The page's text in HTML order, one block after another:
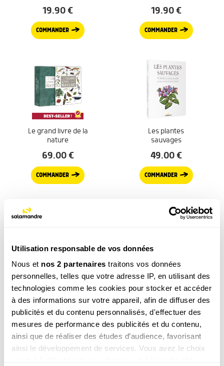
Utilisation responsable de vos données
Nous et nos 2 partenaires traitons vos données
personnelles, telles que votre adresse IP, en utilisant des
technologies comme les cookies pour stocker et accéder
à des informations sur votre appareil, afin de diffuser des
publicités et du contenu personnalisés, d'effectuer des
mesures de performance des publicités et du contenu,
ainsi que de réaliser des études d’audience, favorisant
ainsi le développement de services. Vous avez le choix
19.90€
COMMANDER
19.90€
COMMANDER
Le grand livre de la
nature
69.00€
COMMANDER
Les plantes
sauvages
49.00€
COMMANDER
Poursuivez votre découverte
Chouette ! Les lutins aux yeux d’or dans La
Salamandre n° 245
Plongez dans ce nouveau numéro comme dans une vieille
forêt pour un rendez-vous envoûtant avec la chevêchette